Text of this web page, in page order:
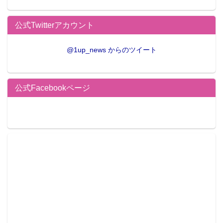
公式Twitterアカウント
@1up_news からのツイート
公式Facebookページ